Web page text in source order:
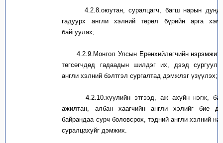
4.2.8. оюутан, суралцагч, багш нарын дунд
гадуурх англи хэлний төрөл бүрийн арга
байгуулах;
4.2.9. Монгол Улсын Ерөнхийлөгчийн нэрэмжит
төгсөгчдөд гадаадын шилдэг их, дээд
англи хэлний бэлтгэл сургалтад дэмжлэг үзүүлэх;
4.2.10. хуулийн этгээд, аж ахуйн нэгж,
ажилтан, албан хаагчийн англи хэлийг бие
байрандаа сурч боловсрох, тэдний англи хэлний
суралцахуйг дэмжих.